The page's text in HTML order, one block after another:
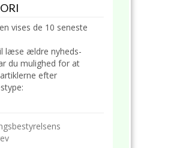
vises de 10 seneste
læse ældre nyheds-
du mulighed for at
efter